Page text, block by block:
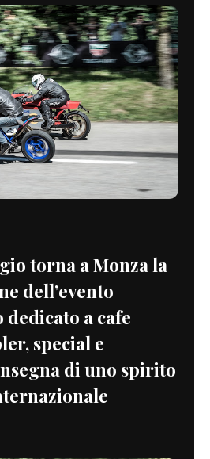
torna a Monza la
dell’evento
a cafe
special e
di uno spirito